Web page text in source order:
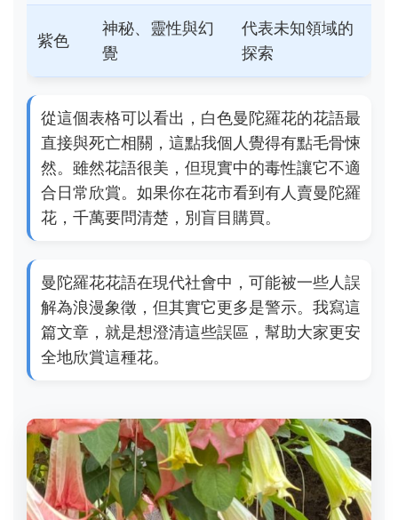
紫色
神秘、靈性與幻
覺
代表未知領域的
探索
從這個表格可以看出，白色曼陀羅花的花語最
直接與死亡相關，這點我個人覺得有點毛骨悚
然。雖然花語很美，但現實中的毒性讓它不適
合日常欣賞。如果你在花市看到有人賣曼陀羅
花，千萬要問清楚，別盲目購買。
曼陀羅花花語在現代社會中，可能被一些人誤
解為浪漫象徵，但其實它更多是警示。我寫這
篇文章，就是想澄清這些誤區，幫助大家更安
全地欣賞這種花。